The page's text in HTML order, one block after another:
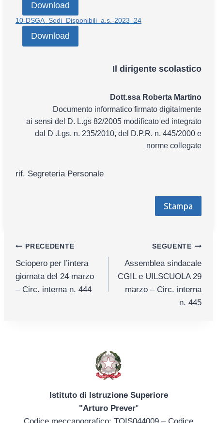
Download
10-DSGA_Sedi_Disponibili_a.s.-2023_24
Download
Il dirigente scolastico
Dott.ssa Roberta Martino
Documento informatico firmato digitalmente
ai sensi del D. L.gs 82/2005 modificato ed integrato
dal D .Lgs. n. 235/2010, del D.P.R. n. 445/2000 e
norme collegate
rif. Segreteria Personale
Stampa
Navigazione
articoli
PRECEDENTE
Sciopero per l’intera
giornata del 24 marzo
– Circ. interna n. 444
SEGUENTE
Assemblea sindacale
CGIL e UILSCUOLA 29
marzo – Circ. interna
n. 445
Istituto di Istruzione Superiore
"Arturo Prever"